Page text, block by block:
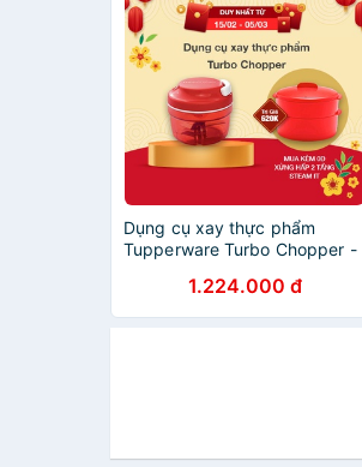
Dụng cụ xay thực phẩm
Tupperware Turbo Chopper -
1.224.000 đ